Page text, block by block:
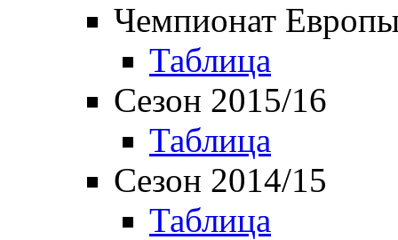
Чемпионат
Таблица
Сезон 2015/16
Таблица
Сезон 2014/15
Таблица